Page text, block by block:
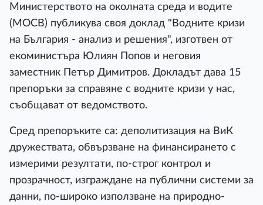
Министерството на околната среда и водите
(МОСВ) публикува своя доклад "Водните кризи
на България - анализ и решения", изготвен от
екоминистъра Юлиян Попов и неговия
заместник Петър Димитров. Докладът дава 15
препоръки за справяне с водните кризи у нас,
съобщават от ведомството.
Сред препоръките са: деполитизация на ВиК
дружествата, обвързване на финансирането с
измерими резултати, по-строг контрол и
прозрачност, изграждане на публични системи за
данни, по-широко използване на природно-